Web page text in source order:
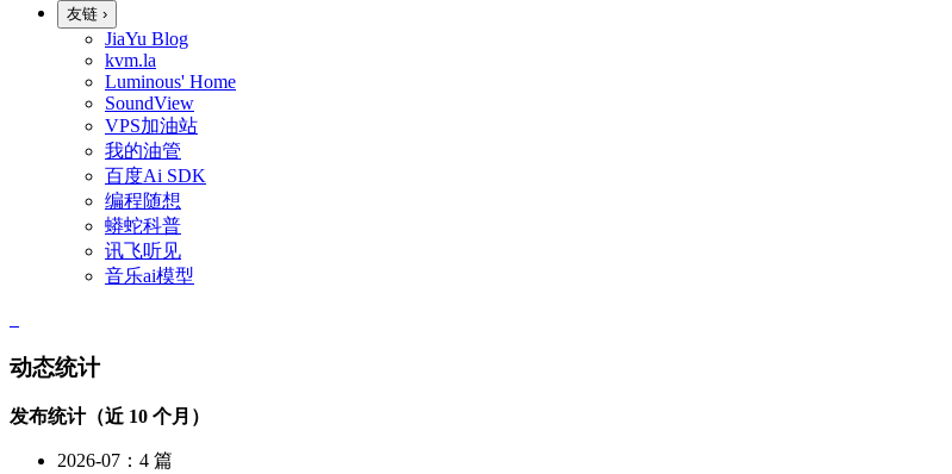
友链 ›
JiaYu Blog
kvm.la
Luminous' Home
SoundView
VPS加油站
我的油管
百度Ai SDK
编程随想
蟒蛇科普
讯飞听见
音乐ai模型
动态统计
发布统计（近 10 个月）
2026-07：4 篇